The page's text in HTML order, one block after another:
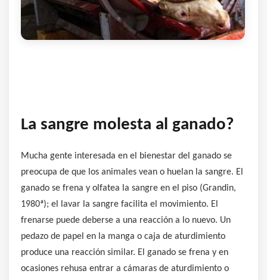
La sangre molesta al ganado?
Mucha gente interesada en el bienestar del ganado se
preocupa de que los animales vean o huelan la sangre. El
ganado se frena y olfatea la sangre en el piso (Grandin,
1980ª); el lavar la sangre facilita el movimiento. El
frenarse puede deberse a una reacción a lo nuevo. Un
pedazo de papel en la manga o caja de aturdimiento
produce una reacción similar. El ganado se frena y en
ocasiones rehusa entrar a cámaras de aturdimiento o